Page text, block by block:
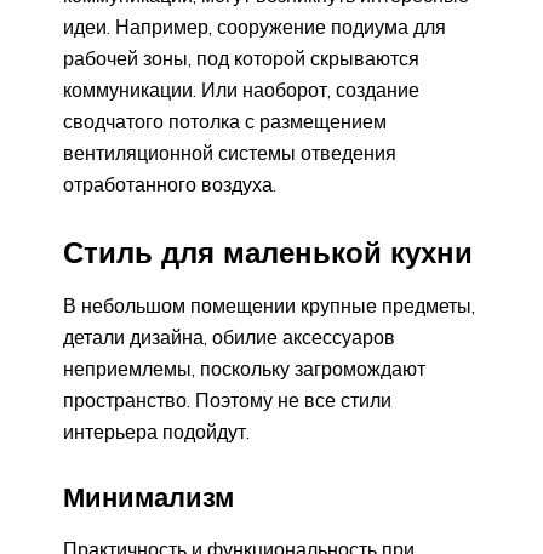
идеи. Например, сооружение подиума для
рабочей зоны, под которой скрываются
коммуникации. Или наоборот, создание
сводчатого потолка с размещением
вентиляционной системы отведения
отработанного воздуха.
Стиль для маленькой кухни
В небольшом помещении крупные предметы,
детали дизайна, обилие аксессуаров
неприемлемы, поскольку загромождают
пространство. Поэтому не все стили
интерьера подойдут.
Минимализм